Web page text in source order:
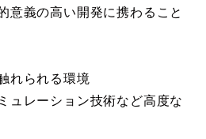
意義の高い開発に携わること
れられる環境
ュレーション技術など高度な